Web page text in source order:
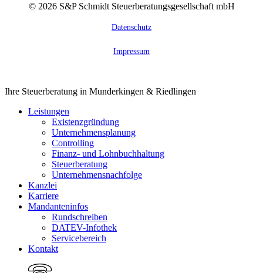
© 2026S&P Schmidt Steuerberatungsgesellschaft mbH
Datenschutz
Impressum
Close
Ihre Steuerberatung in Munderkingen & Riedlingen
Leistungen
Existenzgründung
Unternehmensplanung
Controlling
Finanz- und Lohnbuchhaltung
Steuerberatung
Unternehmensnachfolge
Kanzlei
Karriere
Mandanteninfos
Rundschreiben
DATEV-Infothek
Servicebereich
Kontakt